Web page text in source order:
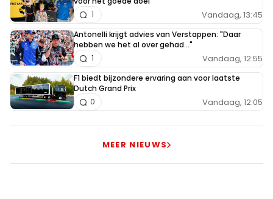
Vandaag, 13:45
1
Antonelli krijgt advies van Verstappen: "Daar
hebben we het al over gehad..."
Vandaag, 12:55
1
F1 biedt bijzondere ervaring aan voor laatste
Dutch Grand Prix
Vandaag, 12:05
0
MEER NIEUWS